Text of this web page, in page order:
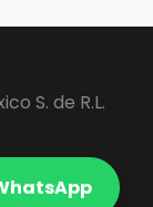
S. de R.L.